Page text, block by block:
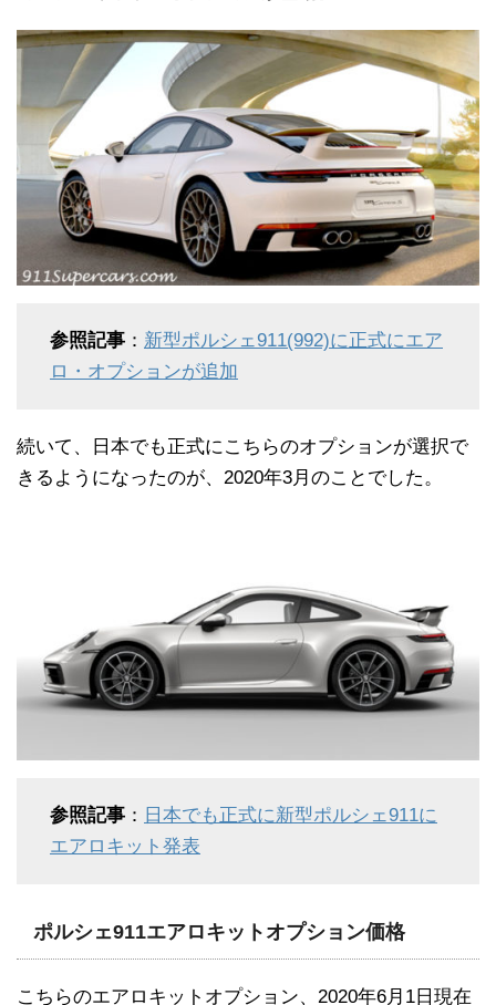
参照記事 ： 新型ポルシェ911(992)に正式にエア
ロ・オプションが追加
続いて、日本でも正式にこちらのオプションが選択で
きるようになったのが、2020年3月のことでした。
参照記事 ： 日本でも正式に新型ポルシェ911に
エアロキット発表
ポルシェ911エアロキットオプション価格
こちらのエアロキットオプション、2020年6月1日現在